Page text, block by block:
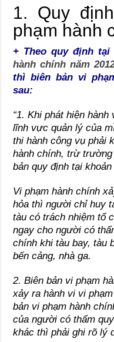
1. Quy
phạm hành
+ Theo quy định
hành chính năm
thì biên bản vi
sau:
“1. Khi phát hiện
lĩnh vực quản lý của
thi hành công vụ phải
hành chính, trừ
bản quy định tại
Vi phạm hành chính
hỏa thì người chỉ huy
tàu có trách nhiệm tổ
ngay cho người có
chính khi tàu bay, tàu
bến cảng, nhà ga.
2. Biên bản vi phạm
xảy ra hành vi vi
bản vi phạm hành
của người có thẩm
khác thì phải ghi rõ lý